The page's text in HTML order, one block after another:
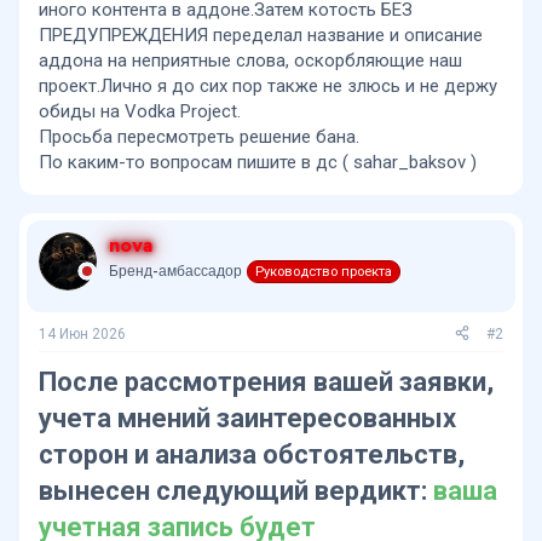
иного контента в аддоне.Затем котость БЕЗ
ПРЕДУПРЕЖДЕНИЯ переделал название и описание
аддона на неприятные слова, оскорбляющие наш
проект.Лично я до сих пор также не злюсь и не держу
обиды на Vodka Project.
Просьба пересмотреть решение бана.
По каким-то вопросам пишите в дс ( sahar_baksov )
nova
Бренд-амбассадор Руководство проекта
14 Июн 2026 #2
После рассмотрения вашей заявки,
учета мнений заинтересованных
сторон и анализа обстоятельств,
вынесен следующий вердикт: ваша
учетная запись будет